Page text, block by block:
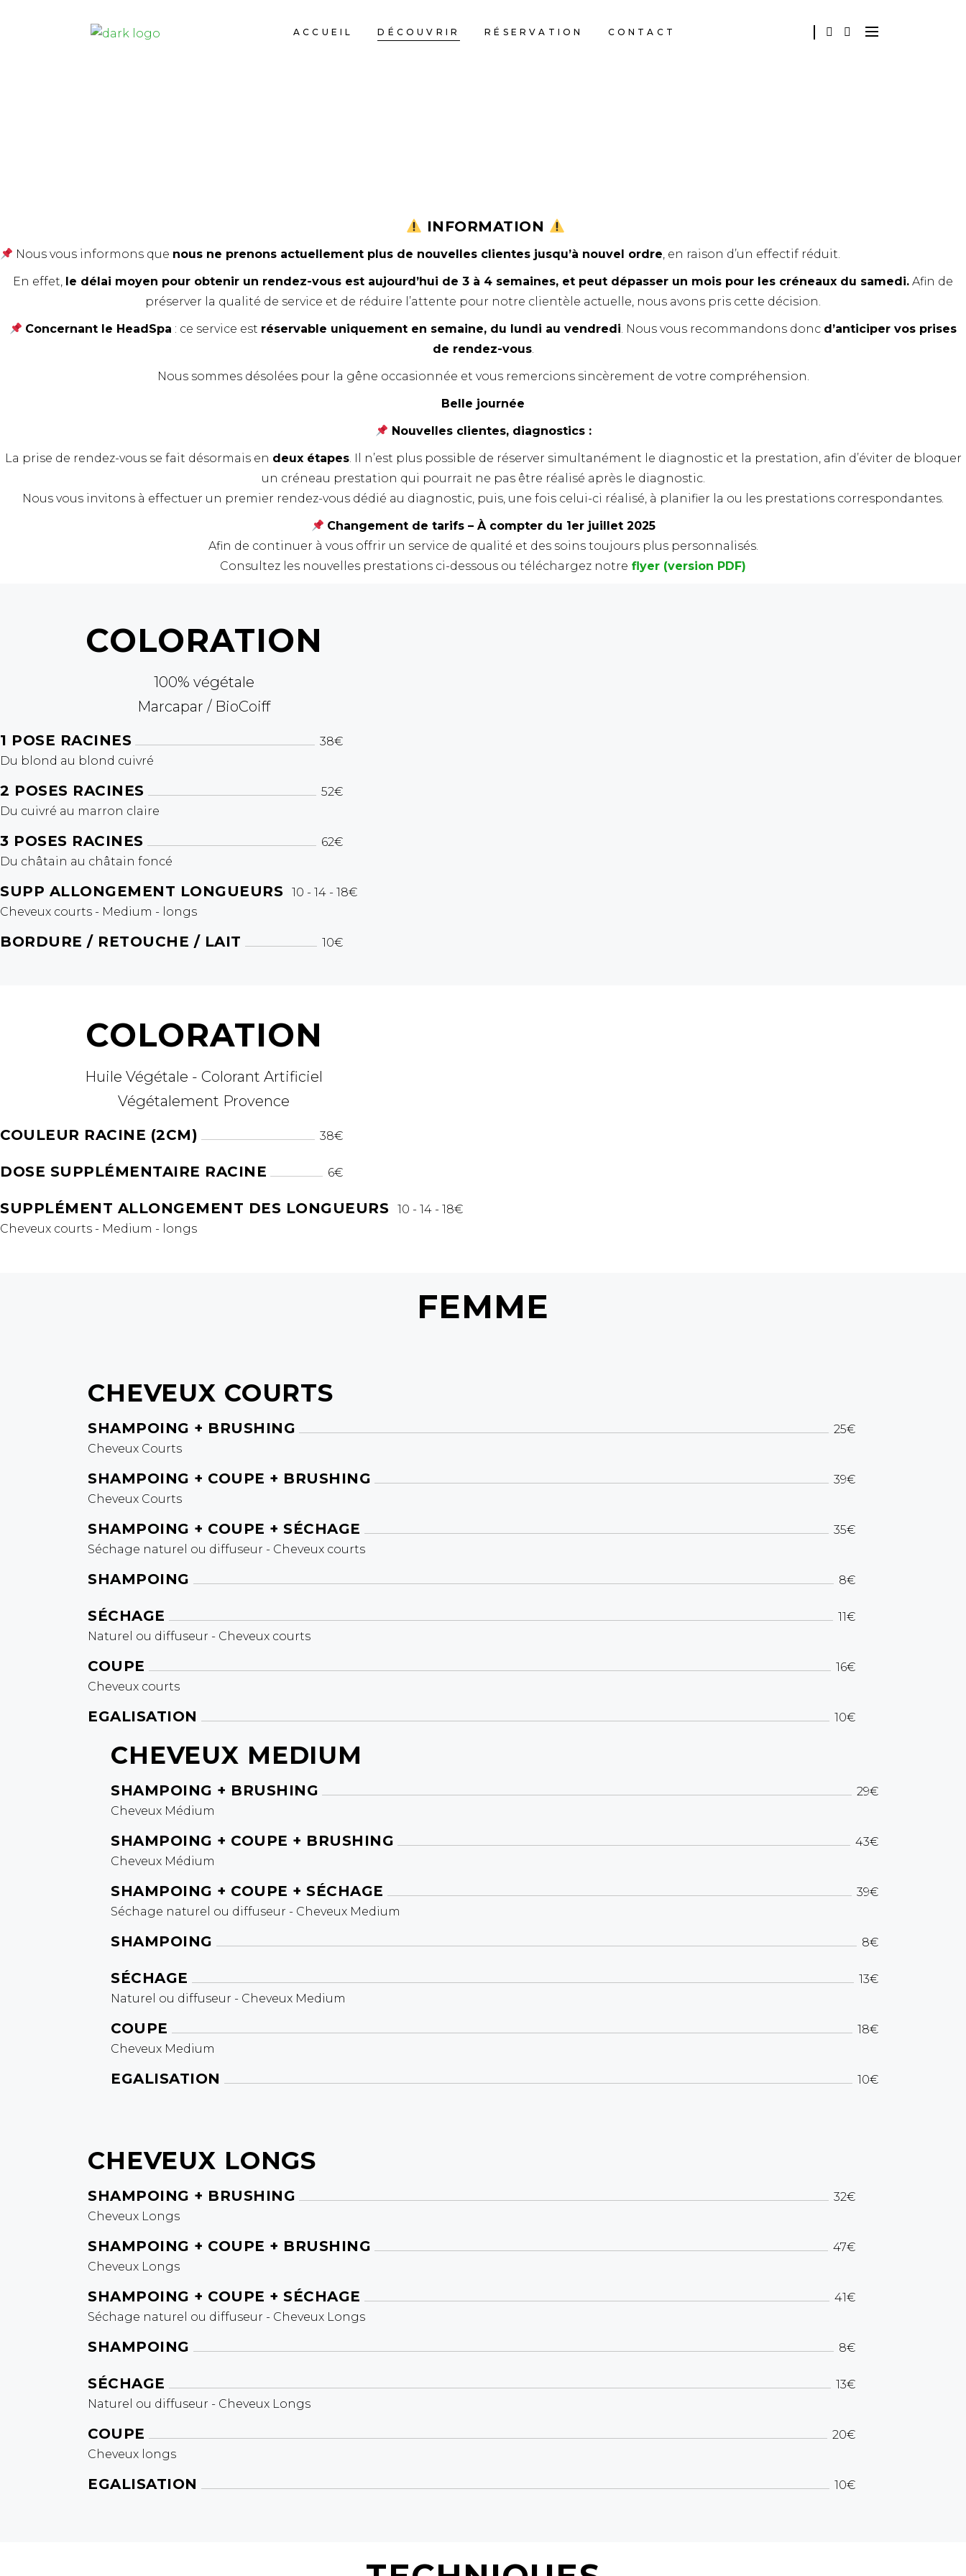
ACCUEIL DÉCOUVRIR RÉSERVATION CONTACT
INFORMATION
Nous vous informons que nous ne prenons actuellement plus de nouvelles clientes jusqu’à nouvel ordre, en raison d’un effectif réduit.
En effet, le délai moyen pour obtenir un rendez-vous est aujourd’hui de 3 à 4 semaines, et peut dépasser un mois pour les créneaux du samedi. Afin de
préserver la qualité de service et de réduire l’attente pour notre clientèle actuelle, nous avons pris cette décision.
Concernant le HeadSpa : ce service est réservable uniquement en semaine, du lundi au vendredi. Nous vous recommandons donc d’anticiper vos prises
de rendez-vous.
Nous sommes désolées pour la gêne occasionnée et vous remercions sincèrement de votre compréhension.
Belle journée
Nouvelles clientes, diagnostics :
La prise de rendez-vous se fait désormais en deux étapes. Il n’est plus possible de réserver simultanément le diagnostic et la prestation, afin d’éviter de bloquer
un créneau prestation qui pourrait ne pas être réalisé après le diagnostic.
Nous vous invitons à effectuer un premier rendez-vous dédié au diagnostic, puis, une fois celui-ci réalisé, à planifier la ou les prestations correspondantes.
Changement de tarifs – À compter du 1er juillet 2025
Afin de continuer à vous offrir un service de qualité et des soins toujours plus personnalisés.
Consultez les nouvelles prestations ci-dessous ou téléchargez notre flyer (version PDF)
COLORATION
100% végétale
Marcapar / BioCoiff
1 POSE RACINES
38€
Du blond au blond cuivré
2 POSES RACINES
52€
Du cuivré au marron claire
3 POSES RACINES
62€
Du châtain au châtain foncé
SUPP ALLONGEMENT LONGUEURS
10 - 14 - 18€
Cheveux courts - Medium - longs
BORDURE / RETOUCHE / LAIT 10€
COLORATION
Huile Végétale - Colorant Artificiel
Végétalement Provence
COULEUR RACINE (2CM)
38€
DOSE SUPPLÉMENTAIRE RACINE 6€
SUPPLÉMENT ALLONGEMENT DES LONGUEURS
10 - 14 - 18€
Cheveux courts - Medium - longs
FEMME
CHEVEUX COURTS
SHAMPOING + BRUSHING
25€
Cheveux Courts
SHAMPOING + COUPE + BRUSHING
39€
Cheveux Courts
SHAMPOING + COUPE + SÉCHAGE
35€
Séchage naturel ou diffuseur - Cheveux courts
SHAMPOING 8€
SÉCHAGE
11€
Naturel ou diffuseur - Cheveux courts
COUPE
16€
Cheveux courts
EGALISATION 10€
CHEVEUX MEDIUM
SHAMPOING + BRUSHING
29€
Cheveux Médium
SHAMPOING + COUPE + BRUSHING
43€
Cheveux Médium
SHAMPOING + COUPE + SÉCHAGE
39€
Séchage naturel ou diffuseur - Cheveux Medium
SHAMPOING 8€
SÉCHAGE
13€
Naturel ou diffuseur - Cheveux Medium
COUPE
18€
Cheveux Medium
EGALISATION 10€
CHEVEUX LONGS
SHAMPOING + BRUSHING
32€
Cheveux Longs
SHAMPOING + COUPE + BRUSHING
47€
Cheveux Longs
SHAMPOING + COUPE + SÉCHAGE
41€
Séchage naturel ou diffuseur - Cheveux Longs
SHAMPOING 8€
SÉCHAGE
13€
Naturel ou diffuseur - Cheveux Longs
COUPE
20€
Cheveux longs
EGALISATION 10€